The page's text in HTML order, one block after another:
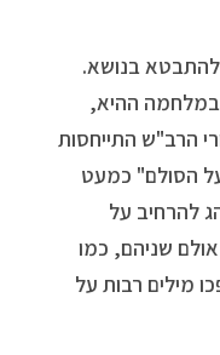
להתבטא בנושא.
במלחמה ההיא,
הרב"ש התייחסות
הסולם" כמעט
להרחיב על
שניהם, כמו
מילים רבות על